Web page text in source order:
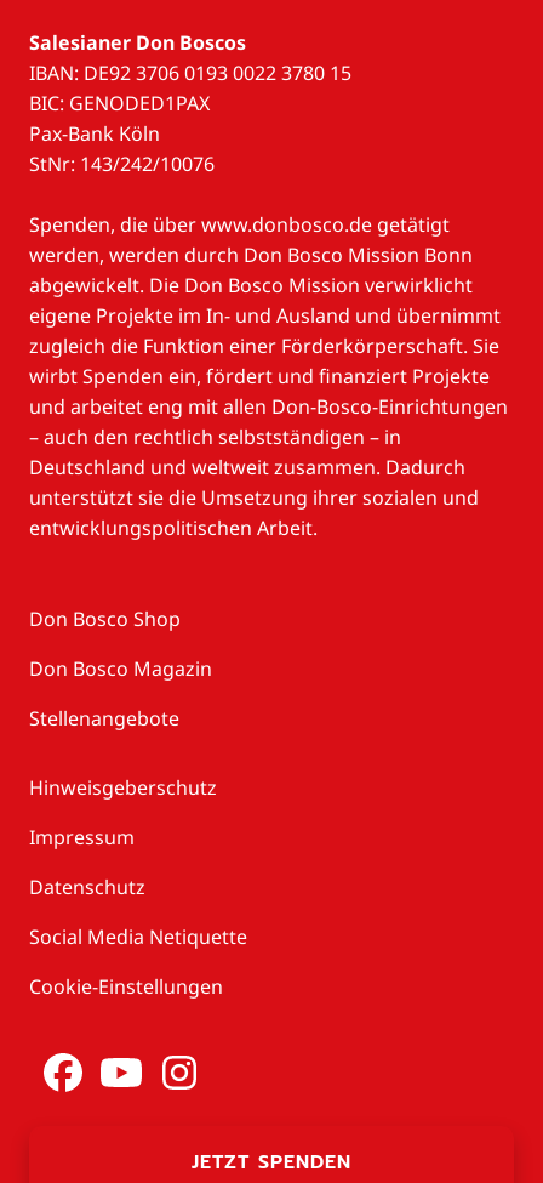
JETZT SPENDEN
Salesianer Don Boscos
IBAN: DE92 3706 0193 0022 3780 15
BIC: GENODED1PAX
Pax-Bank Köln
StNr: 143/242/10076
Spenden, die über www.donbosco.de getätigt
werden, werden durch Don Bosco Mission Bonn
abgewickelt. Die Don Bosco Mission verwirklicht
eigene Projekte im In- und Ausland und übernimmt
zugleich die Funktion einer Förderkörperschaft. Sie
wirbt Spenden ein, fördert und finanziert Projekte
und arbeitet eng mit allen Don-Bosco-Einrichtungen
– auch den rechtlich selbstständigen – in
Deutschland und weltweit zusammen. Dadurch
unterstützt sie die Umsetzung ihrer sozialen und
entwicklungspolitischen Arbeit.
Don Bosco Shop
Don Bosco Magazin
Stellenangebote
Hinweisgeberschutz
Impressum
Datenschutz
Social Media Netiquette
Cookie-Einstellungen